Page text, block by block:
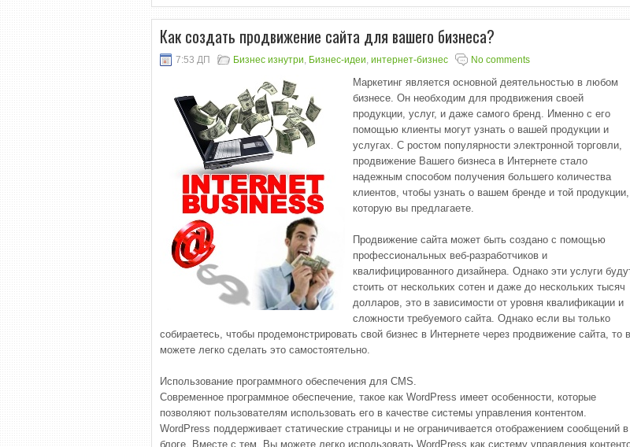
Как создать продвижение сайта для вашего бизнеса?
7:53 ДП Бизнес изнутри, Бизнес-идеи, интернет-бизнес No comments
Маркетинг является основной деятельностью в любом
бизнесе. Он необходим для продвижения своей
продукции, услуг, и даже самого бренд. Именно с его
помощью клиенты могут узнать о вашей продукции и
услугах. С ростом популярности электронной торговли,
продвижение Вашего бизнеса в Интернете стало
надежным способом получения большего количества
клиентов, чтобы узнать о вашем бренде и той продукции,
которую вы предлагаете.
Продвижение сайта может быть создано с помощью
профессиональных веб-разработчиков и
квалифицированного дизайнера. Однако эти услуги
стоить от нескольких сотен и даже до нескольких тысяч
долларов, это в зависимости от уровня квалификации и
сложности требуемого сайта. Однако если вы только
собираетесь, чтобы продемонстрировать свой бизнес в Интернете через продвижение сайта, то
можете легко сделать это самостоятельно.
Использование программного обеспечения для CMS.
Современное программное обеспечение, такое как WordPress имеет особенности, которые
позволяют пользователям использовать его в качестве системы управления контентом.
WordPress поддерживает статические страницы и не ограничивается отображением сообщений в
блоге. Вместе с тем, Вы можете легко использовать WordPress как систему управления